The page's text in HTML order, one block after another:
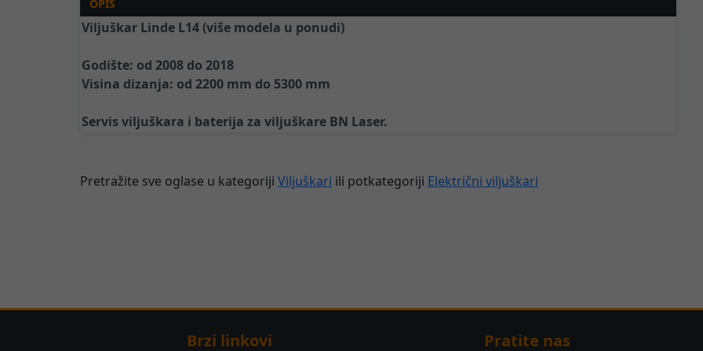
OPIS
Viljuškar Linde L14 (više modela u ponudi)
Godište: od 2008 do 2018
Visina dizanja: od 2200 mm do 5300 mm
Servis viljuškara i baterija za viljuškare BN Laser.
Pretražite sve oglase u kategoriji Viljuškari ili potkategoriji Električni viljuškari
Brzi linkovi Pratite nas